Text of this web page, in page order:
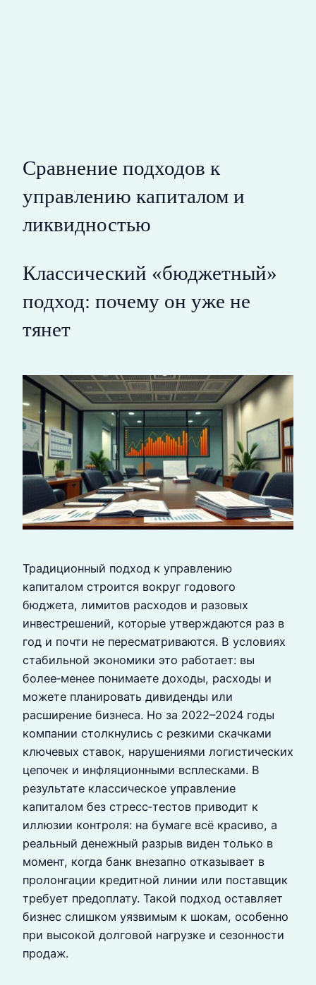
Сравнение подходов к
управлению капиталом и
ликвидностью
Классический «бюджетный»
подход: почему он уже не
тянет
Традиционный подход к управлению
капиталом строится вокруг годового
бюджета, лимитов расходов и разовых
инвестрешений, которые утверждаются раз в
год и почти не пересматриваются. В условиях
стабильной экономики это работает: вы
более‑менее понимаете доходы, расходы и
можете планировать дивиденды или
расширение бизнеса. Но за 2022–2024 годы
компании столкнулись с резкими скачками
ключевых ставок, нарушениями логистических
цепочек и инфляционными всплесками. В
результате классическое управление
капиталом без стресс‑тестов приводит к
иллюзии контроля: на бумаге всё красиво, а
реальный денежный разрыв виден только в
момент, когда банк внезапно отказывает в
пролонгации кредитной линии или поставщик
требует предоплату. Такой подход оставляет
бизнес слишком уязвимым к шокам, особенно
при высокой долговой нагрузке и сезонности
продаж.